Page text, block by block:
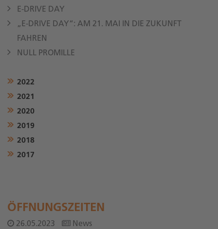
E-DRIVE DAY
„E-DRIVE DAY“: AM 21. MAI IN DIE ZUKUNFT
FAHREN
NULL PROMILLE
2022
2021
2020
2019
2018
2017
ÖFFNUNGSZEITEN
26.05.2023 News